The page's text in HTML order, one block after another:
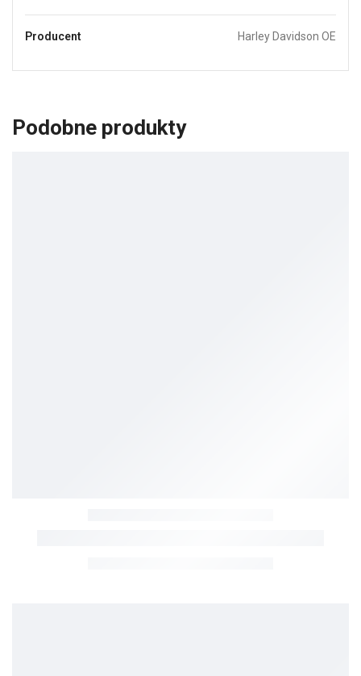
Producent Harley Davidson OE
Podobne produkty